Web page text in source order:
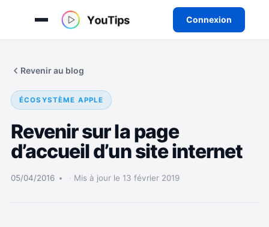
Connexion
Revenir au blog
ÉCOSYSTÈME APPLE
Revenir sur la page
d’accueil d’un site internet
05/04/2016 Mis à jour le 13 février 2019